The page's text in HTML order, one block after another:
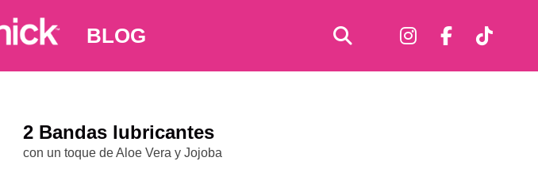
BLOG
2 Bandas lubricantes
con un toque de Aloe Vera y Jojoba